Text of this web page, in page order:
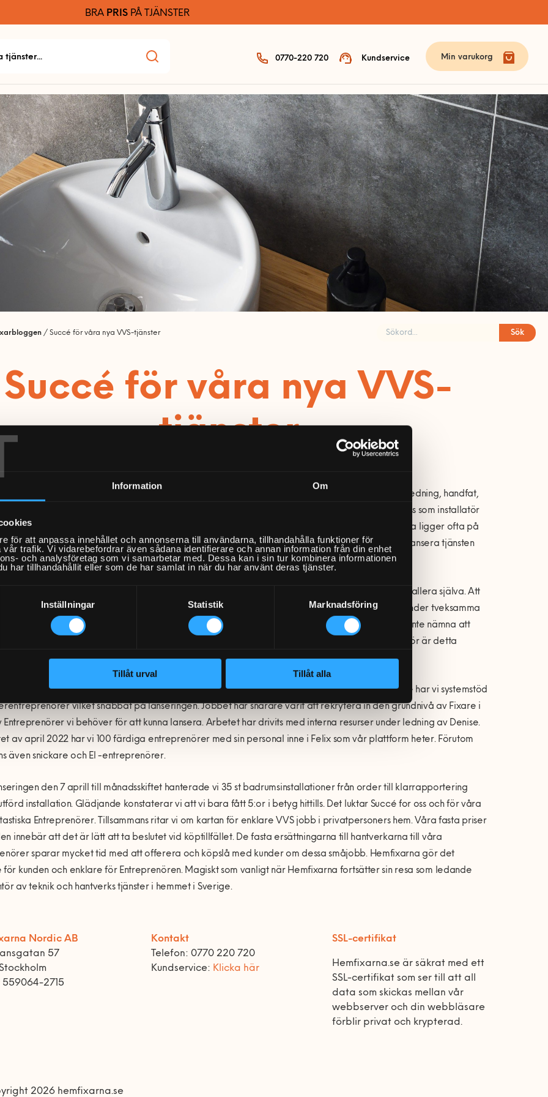
Information Om
för att anpassa innehållet och annonserna till användarna, tillhandahålla funktioner för
trafik. Vi vidarebefordrar även sådana identifierare och annan information från din enhet
och analysföretag som vi samarbetar med. Dessa kan i sin tur kombinera informationen
har tillhandahållit eller som de har samlat in när du har använt deras tjänster.
Inställningar Statistik Marknadsföring
Tillåt urval Tillåt alla
BRA PRISPÅ TJÄNSTER
0770-220 720 Kundservice Min varukorg
/ Succé för våra nya VVS-tjänster Sök
Succé för våra nya VVS-
tjänster
2022 lanserade IKEA i Kungens Kurva och Barkarby fasta priser på installation av badrumsinredning, handfat,
och duschväggar med oss. Det innebär att kunder som handlar kan få en komplett lösning med oss som installatör
pris. Våra installationstjänster har marknadsmässiga priser men inredningen och kranarna ligger ofta på
priset jämfört med andra svenska leverantörer. Under maj kommer resterande varuhus att lansera tjänsten
blir rikstäckande.
med IKEA skapar vi återigen en extremt prisvänlig fullservice lösning för alla som inte vill installera själva. Att
badrumsinredning innebär att man måste ha koll på våt zoner och tätskikt vilket gör många kunder tveksamma
jobbet själva. Får man borra i kakel och hur gör man det är frågor många ställer sig. För att inte nämna att
kranar som även enligt gängse försäkringspraxis måste ske an en certifierad VVS-montör. Därför är detta
mellan Hemfixarna och IKEA så viktigt och efterfrågan förväntas bli stor.
affärsområde ”Bygg” är därmed lanserat. Ett stort steg för oss men helt naturligt. Sedan tidigare har vi systemstöd
vilket snabbat på lanseringen. Jobbet har snarare varit att rekrytera in den grundnivå av Fixare i
Entreprenörer vi behöver för att kunna lansera. Arbetet har drivits med interna resurser under ledning av Denise.
av april 2022 har vi 100 färdiga entreprenörer med sin personal inne i Felix som vår plattform heter. Förutom
även snickare och El -entreprenörer.
den 7 aprill till månadsskiftet hanterade vi 35 st badrumsinstallationer från order till klarrapportering
installation. Glädjande konstaterar vi att vi bara fått 5:or i betyg hittills. Det luktar Succé for oss och för våra
Entreprenörer. Tillsammans ritar vi om kartan för enklare VVS jobb i privatpersoners hem. Våra fasta priser
innebär att det är lätt att ta beslutet vid köptillfället. De fasta ersättningarna till hantverkarna till våra
sparar mycket tid med att offerera och köpslå med kunder om dessa småjobb. Hemfixarna gör det
för kunden och enklare för Entreprenören. Magiskt som vanligt när Hemfixarna fortsätter sin resa som ledande
av teknik och hantverks tjänster i hemmet i Sverige.
Nordic AB
57
Stockholm
559064-2715
Kontakt
Telefon: 0770 220 720
Kundservice: Klicka här
SSL-certifikat
Hemfixarna.se är säkrat med ett
SSL-certifikat som ser till att all
data som skickas mellan vår
webbserver och din webbläsare
förblir privat och krypterad.
2026 hemfixarna.se